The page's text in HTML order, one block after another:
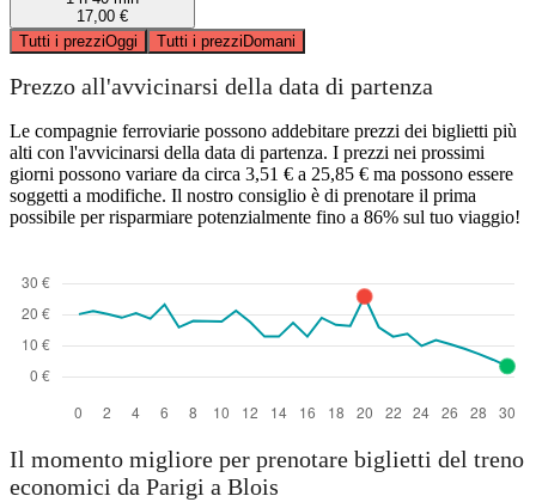
17,00 €
Tutti i prezziOggi Tutti i prezziDomani
Prezzo all'avvicinarsi della data di partenza
Le compagnie ferroviarie possono addebitare prezzi dei biglietti più
alti con l'avvicinarsi della data di partenza. I prezzi nei prossimi
giorni possono variare da circa 3,51 € a 25,85 € ma possono essere
soggetti a modifiche. Il nostro consiglio è di prenotare il prima
possibile per risparmiare potenzialmente fino a 86% sul tuo viaggio!
Il momento migliore per prenotare biglietti del treno
economici da Parigi a Blois